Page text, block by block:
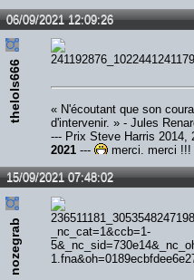
06/09/2021 12:09:26
thelols666
« N'écoutant que son
d'intervenir. » - Jules
--- Prix Steve Harris 2014,
2021 --- merci, merci !!!
15/09/2021 07:48:02
nozegrab